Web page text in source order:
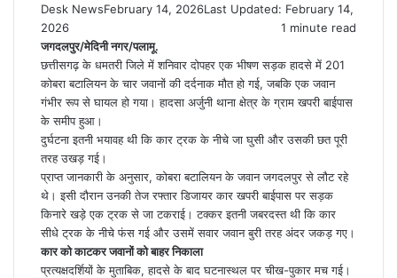
Desk NewsFebruary 14, 2026Last Updated: February 14,
2026
1 minute read
जगदलपुर/मेदिनी नगर/पलामू.
छत्तीसगढ़ के धमतरी जिले में शनिवार दोपहर एक भीषण सड़क हादसे में 201
कोबरा बटालियन के चार जवानों की दर्दनाक मौत हो गई, जबकि एक जवान
गंभीर रूप से घायल हो गया। हादसा अर्जुनी थाना क्षेत्र के ग्राम खपरी बाईपास
के समीप हुआ।
दुर्घटना इतनी भयावह थी कि कार ट्रक के नीचे जा घुसी और उसकी छत पूरी
तरह उखड़ गई।
प्राप्त जानकारी के अनुसार, कोबरा बटालियन के जवान जगदलपुर से लौट रहे
थे। इसी दौरान उनकी तेज रफ्तार डिजायर कार खपरी बाईपास पर सड़क
किनारे खड़े एक ट्रक से जा टकराई। टक्कर इतनी जबरदस्त थी कि कार
सीधे ट्रक के नीचे फंस गई और उसमें सवार जवान बुरी तरह अंदर जकड़ गए।
कार को काटकर जवानों को बाहर निकाला
प्रत्यक्षदर्शियों के मुताबिक, हादसे के बाद घटनास्थल पर चीख-पुकार मच गई।